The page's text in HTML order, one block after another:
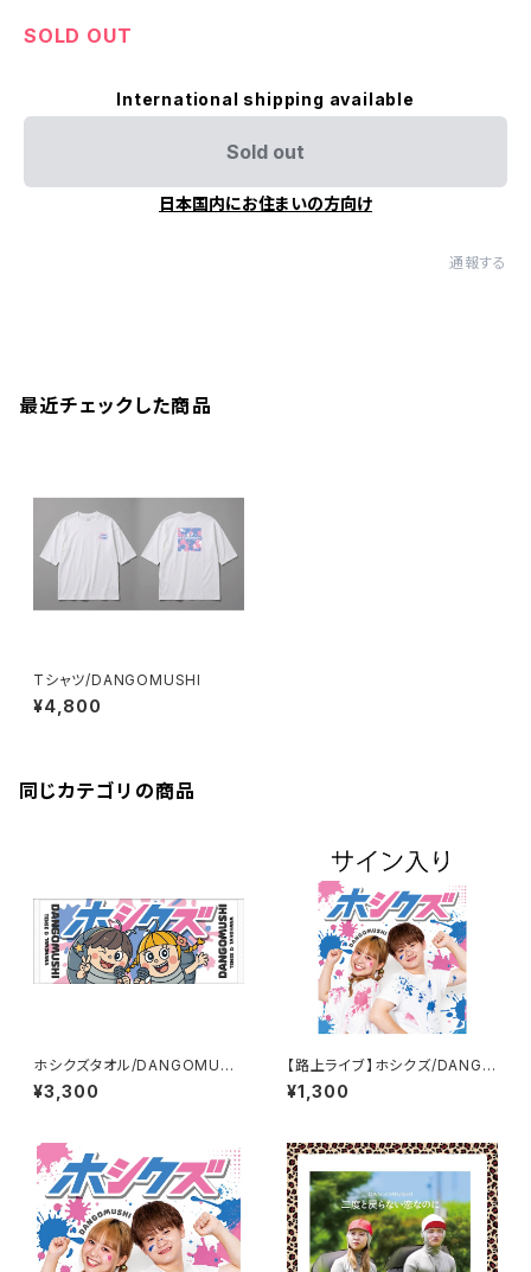
SOLD OUT
International shipping available
Sold out
日本国内にお住まいの方向け
通報する
最近チェックした商品
Tシャツ/DANGOMUSHI
¥4,800
同じカテゴリの商品
ホシクズタオル/DANGOMUSH
I¥3,300
【路上ライブ】ホシクズ/DANGO
MUSHI
¥1,300